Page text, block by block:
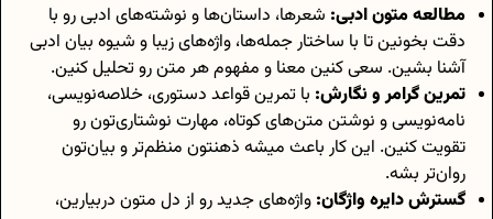
مطالعه متون ادبی: شعرها، داستان‌ها و نوشته‌های ادبی رو با
دقت بخونین تا با ساختار جمله‌ها، واژه‌های زیبا و شیوه بیان ادبی
آشنا بشین. سعی کنین معنا و مفهوم هر متن رو تحلیل کنین.
تمرین گرامر و نگارش: با تمرین قواعد دستوری، خلاصه‌نویسی،
نامه‌نویسی و نوشتن متن‌های کوتاه، مهارت نوشتاری‌تون رو
تقویت کنین. این کار باعث میشه ذهنتون منظم‌تر و بیان‌تون
روان‌تر بشه.
گسترش دایره واژگان: واژه‌های جدید رو از دل متون دربیارین،